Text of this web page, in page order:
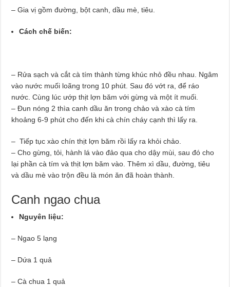
– Gia vị gồm đường, bột canh, dầu mè, tiêu.
Cách chế biến:
– Rửa sạch và cắt cà tím thành từng khúc nhỏ đều nhau. Ngâm
vào nước muối loãng trong 10 phút. Sau đó vớt ra, để ráo
nước. Cùng lúc ướp thịt lợn băm với gừng và một ít muối.
– Đun nóng 2 thìa canh dầu ăn trong chảo và xào cà tím
khoảng 6-9 phút cho đến khi cà chín cháy cạnh thì lấy ra.
– Tiếp tục xào chín thịt lợn băm rồi lấy ra khỏi chảo.
– Cho gừng, tỏi, hành lá vào đảo qua cho dậy mùi, sau đó cho
lại phần cà tím và thịt lợn băm vào. Thêm xì dầu, đường, tiêu
và dầu mè vào trộn đều là món ăn đã hoàn thành.
Canh ngao chua
Nguyên liệu:
– Ngao 5 lạng
– Dứa 1 quả
– Cà chua 1 quả